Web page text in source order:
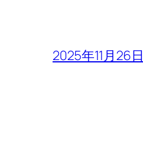
2025年11月26日